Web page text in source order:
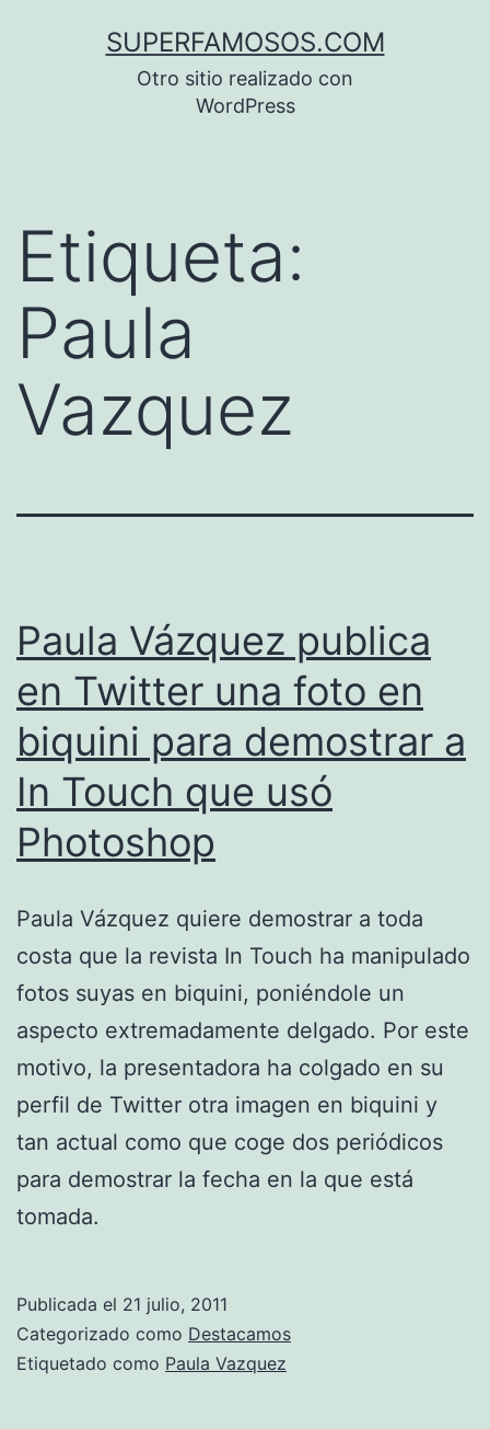
SUPERFAMOSOS.COM
Otro sitio realizado con
WordPress
Etiqueta:
Paula
Vazquez
Paula Vázquez publica
en Twitter una foto en
biquini para demostrar a
In Touch que usó
Photoshop
Paula Vázquez quiere demostrar a toda
costa que la revista In Touch ha manipulado
fotos suyas en biquini, poniéndole un
aspecto extremadamente delgado. Por este
motivo, la presentadora ha colgado en su
perfil de Twitter otra imagen en biquini y
tan actual como que coge dos periódicos
para demostrar la fecha en la que está
tomada.
Publicada el 21 julio, 2011
Categorizado como Destacamos
Etiquetado como Paula Vazquez